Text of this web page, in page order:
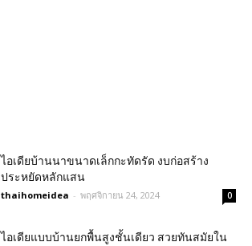
ไอเดียบ้านนาขนาดเล็กกะทัดรัด งบก่อสร้าง
ประหยัดหลักแสน
thaihomeidea - พฤศจิกายน 24, 2024 0
ไอเดียแบบบ้านยกพื้นสูงชั้นเดียว สวยทันสมัยใน